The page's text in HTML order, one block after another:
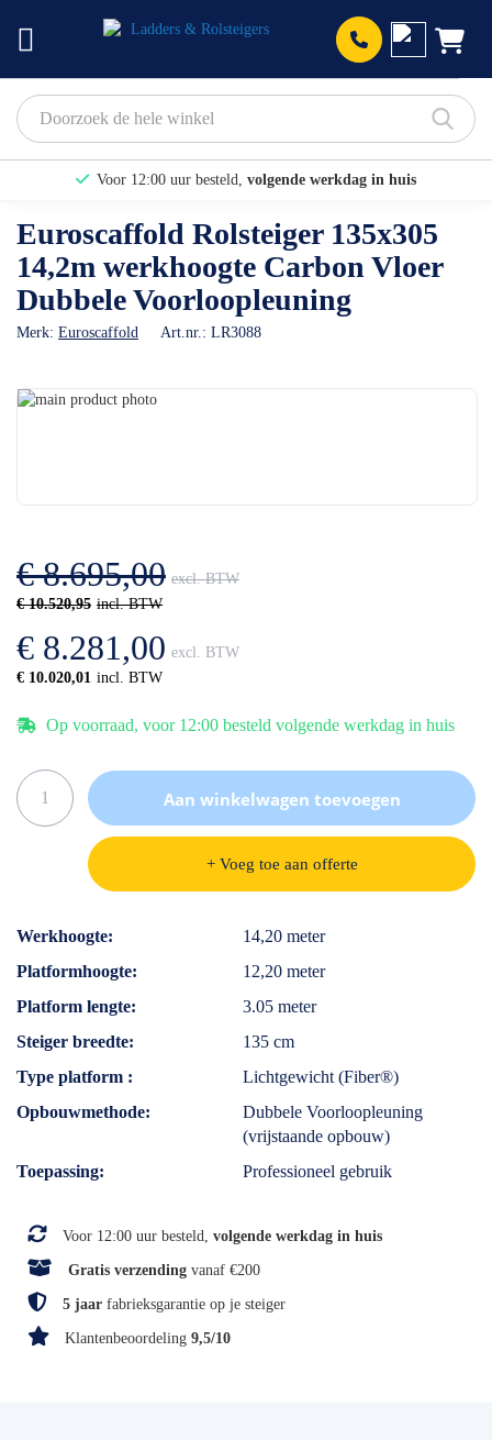
Voor 12:00 uur besteld, volgende werkdag in huis
Bekijk hier onze Actiepagina
Binnen 1 dag eengratis offerte
Euroscaffold Rolsteiger 135x305
14,2m werkhoogte Carbon Vloer
Dubbele Voorloopleuning
Merk: Euroscaffold Art.nr.: LR3088
Ga
gallerij
€ 10.520,95
€ 8.695,00
€ 10.020,01
€ 8.281,00
Op voorraad, voor 12:00 besteld volgende werkdag in huis
Aan winkelwagen toevoegen
+ Voeg toe aan offerte
Specificaties
Werkhoogte
14,20 meter
Platformhoogte
12,20 meter
Platform lengte
3.05 meter
Steiger breedte
135 cm
Type platform
Lichtgewicht (Fiber®)
Opbouwmethode
Dubbele Voorloopleuning
(vrijstaande opbouw)
Toepassing
Professioneel gebruik
Voor 12:00 uur besteld, volgende werkdag in huis
Gratis verzending vanaf €200
5 jaar fabrieksgarantie op je steiger
Klantenbeoordeling 9,5/10